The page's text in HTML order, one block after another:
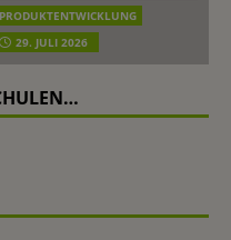
PRODUKTENTWICKLUNG
29. JULI 2026